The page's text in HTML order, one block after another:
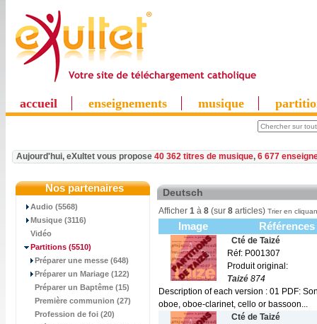
accueil enseignements musique
Aujourd'hui, eXultet vous propose 40 362 titres de musique, 6 677
Nos partenaires
Audio (5568)
Musique (3116)
Vidéo
Partitions (5510)
Préparer une messe (648)
Préparer un Mariage (122)
Préparer un Baptême (15)
Première communion (27)
Profession de foi (20)
Deutsch
Afficher 1 à 8 (sur 8 articles) Trier en
Image Références
Cté de Taizé
Réf: P001307
Produit original:
Taizé 874
Description of each version : 01 PDF:
oboe, oboe-clarinet, cello or bassoon...
Cté de Taizé